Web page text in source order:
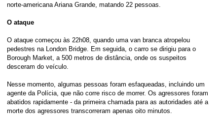
norte-americana Ariana Grande, matando 22 pessoas.
O ataque
O ataque começou às 22h08, quando uma van branca atropelou
pedestres na London Bridge. Em seguida, o carro se dirigiu para o
Borough Market, a 500 metros de distância, onde os suspeitos
desceram do veículo.
Nesse momento, algumas pessoas foram esfaqueadas, incluindo um
agente da Polícia, que não corre risco de morrer. Os agressores foram
abatidos rapidamente - da primeira chamada para as autoridades até a
morte dos agressores transcorreram apenas oito minutos.